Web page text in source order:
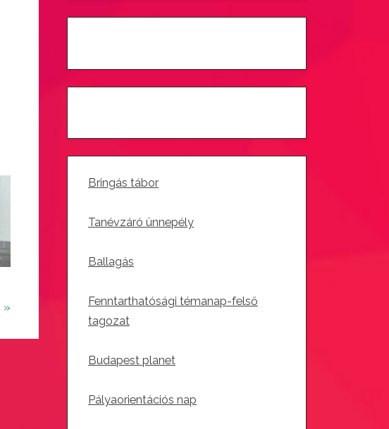
Bringás tábor
Tanévzáró ünnepély
Ballagás
Fenntarthatósági témanap-felső
tagozat
Budapest planet
Pályaorientációs nap